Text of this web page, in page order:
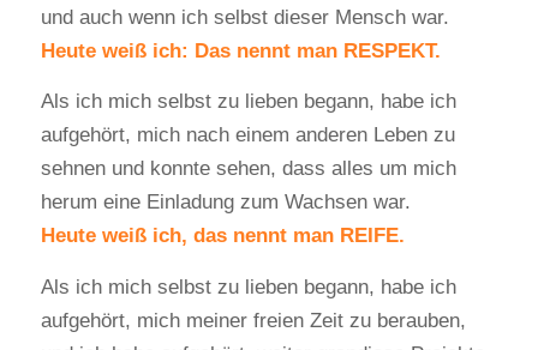
und auch wenn ich selbst dieser Mensch war.
Heute weiß ich: Das nennt man RESPEKT.
Als ich mich selbst zu lieben begann, habe ich
aufgehört, mich nach einem anderen Leben zu
sehnen und konnte sehen, dass alles um mich
herum eine Einladung zum Wachsen war.
Heute weiß ich, das nennt man REIFE.
Als ich mich selbst zu lieben begann, habe ich
aufgehört, mich meiner freien Zeit zu berauben,